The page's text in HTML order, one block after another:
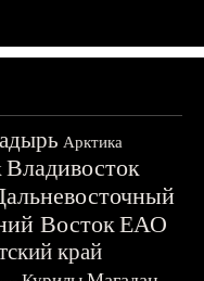
Арктика
Владивосток
ВостокЕАО
край